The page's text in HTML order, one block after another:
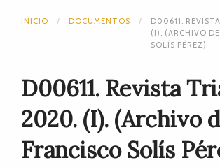
INICIO DOCUMENTOS
D00611.
(I). (ARCHIVO
SOLÍS PÉREZ)
D00611. Revista
2020. (I). (Archivo
Francisco Solís